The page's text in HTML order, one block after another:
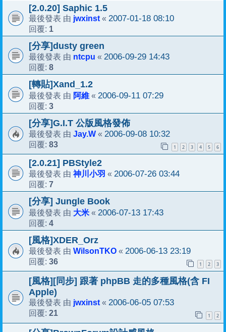
[2.0.20] Saphic 1.5
最後發表 由 jwxinst « 2007-01-18 08:10
回覆: 1
[分享]dusty green
最後發表 由 ntcpu « 2006-09-29 14:43
回覆: 8
[轉貼]Xand_1.2
最後發表 由 阿維 « 2006-09-11 07:29
回覆: 3
[分享]G.I.T 公版風格發佈
最後發表 由 Jay.W « 2006-09-08 10:32
回覆: 83 1 2 3 4 5 6
[2.0.21] PBStyle2
最後發表 由 神川小羽 « 2006-07-26 03:44
回覆: 7
[分享] Jungle Book
最後發表 由 大米 « 2006-07-13 17:43
回覆: 4
[風格]XDER_Orz
最後發表 由 WilsonTKO « 2006-06-13 23:19
回覆: 36 1 2 3
[風格][同步] 跟著 phpBB 走的多種風格(含 FI
Apple)
最後發表 由 jwxinst« 2006-06-05 07:53
回覆: 21 1 2